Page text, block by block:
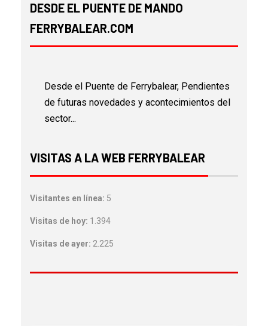
DESDE EL PUENTE DE MANDO
FERRYBALEAR.COM
Desde el Puente de Ferrybalear, Pendientes
de futuras novedades y acontecimientos del
sector...
VISITAS A LA WEB FERRYBALEAR
Visitantes en línea: 5
Visitas de hoy: 1.394
Visitas de ayer: 2.225